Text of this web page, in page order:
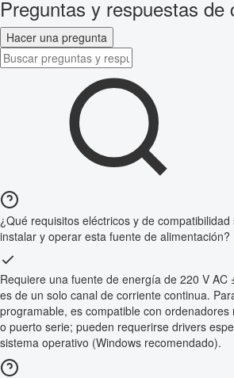
Preguntas y respuestas de
Hacer una pregunta
¿Qué requisitos eléctricos y de
instalar y operar esta fuente de alimentación?
Requiere una fuente de energía de 220 V AC
es de un solo canal de corriente continua.
programable, es compatible con ordenadores
o puerto serie; pueden requerirse drivers
sistema operativo (Windows recomendado).